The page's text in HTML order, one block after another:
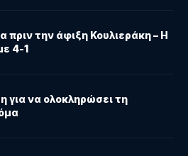
πριν την άφιξη Κουλιεράκη – Η
4-1
για να ολοκληρώσει τη